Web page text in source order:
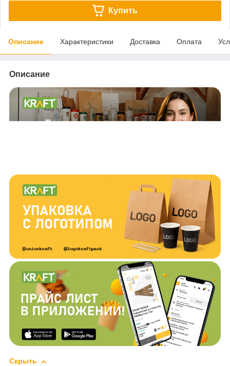
Купить
Описание Характеристики Доставка Оплата
Описание
Скрыть